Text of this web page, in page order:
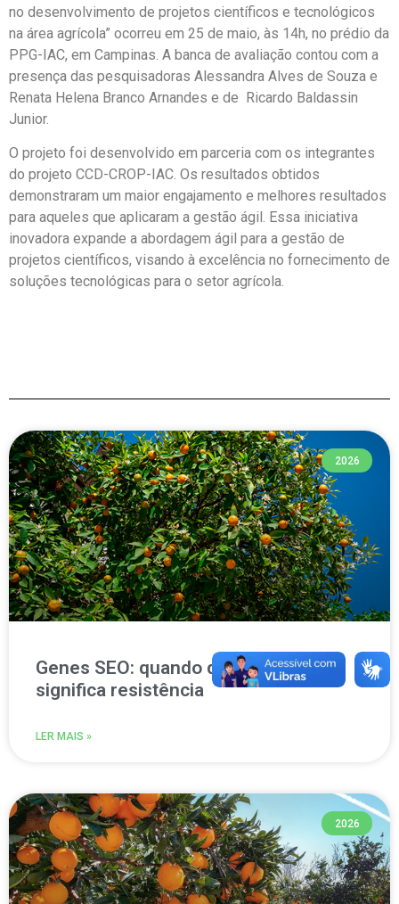
no desenvolvimento de projetos científicos e tecnológicos
na área agrícola” ocorreu em 25 de maio, às 14h, no prédio da
PPG-IAC, em Campinas. A banca de avaliação contou com a
presença das pesquisadoras Alessandra Alves de Souza e
Renata Helena Branco Arnandes e de Ricardo Baldassin
Junior.
O projeto foi desenvolvido em parceria com os integrantes
do projeto CCD-CROP-IAC. Os resultados obtidos
demonstraram um maior engajamento e melhores resultados
para aqueles que aplicaram a gestão ágil. Essa iniciativa
inovadora expande a abordagem ágil para a gestão de
projetos científicos, visando à excelência no fornecimento de
soluções tecnológicas para o setor agrícola.
2026
Genes SEO: quando defesa não
significa resistência
LER MAIS »
2026